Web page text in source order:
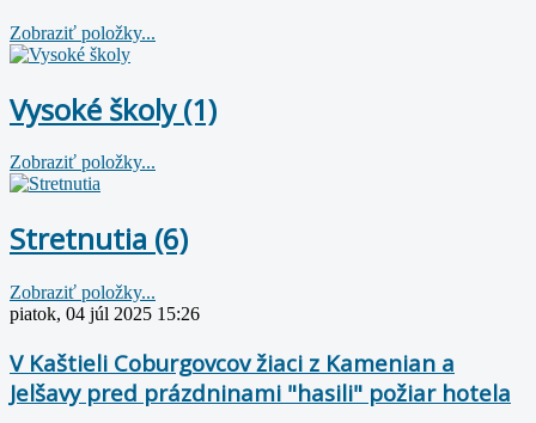
Zobraziť položky...
Vysoké školy (1)
Zobraziť položky...
Stretnutia (6)
Zobraziť položky...
piatok, 04 júl 2025 15:26
V Kaštieli Coburgovcov žiaci z Kamenian a
Jelšavy pred prázdninami "hasili" požiar hotela